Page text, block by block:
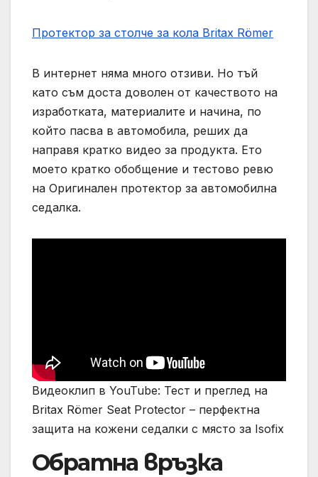
Протектор за столче за кола Britax Römer
В интернет няма много отзиви. Но тъй
като съм доста доволен от качеството на
изработката, материалите и начина, по
който пасва в автомобила, реших да
направя кратко видео за продукта. Ето
моето кратко обобщение и тестово ревю
на Оригинален протектор за автомобилна
седалка.
Видеоклип в YouTube: Тест и преглед на
Britax Römer Seat Protector – перфектна
защита на кожени седалки с място за Isofix
Обратна връзка